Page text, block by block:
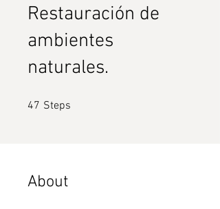
Restauración de
ambientes
naturales.
47 Steps
About